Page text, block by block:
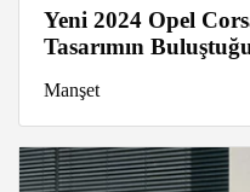
Yeni 2024 Opel
Tasarımın
Manşet